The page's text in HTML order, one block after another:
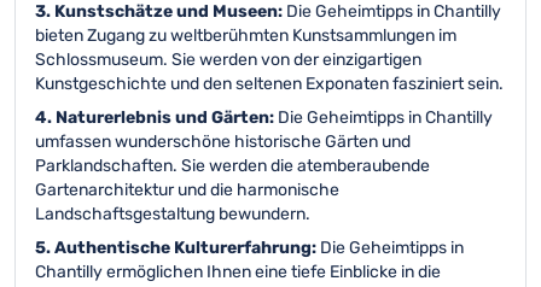
3. Kunstschätze und Museen: Die Geheimtipps in Chantilly
bieten Zugang zu weltberühmten Kunstsammlungen im
Schlossmuseum. Sie werden von der einzigartigen
Kunstgeschichte und den seltenen Exponaten fasziniert sein.
4. Naturerlebnis und Gärten: Die Geheimtipps in Chantilly
umfassen wunderschöne historische Gärten und
Parklandschaften. Sie werden die atemberaubende
Gartenarchitektur und die harmonische
Landschaftsgestaltung bewundern.
5. Authentische Kulturerfahrung: Die Geheimtipps in
Chantilly ermöglichen Ihnen eine tiefe Einblicke in die